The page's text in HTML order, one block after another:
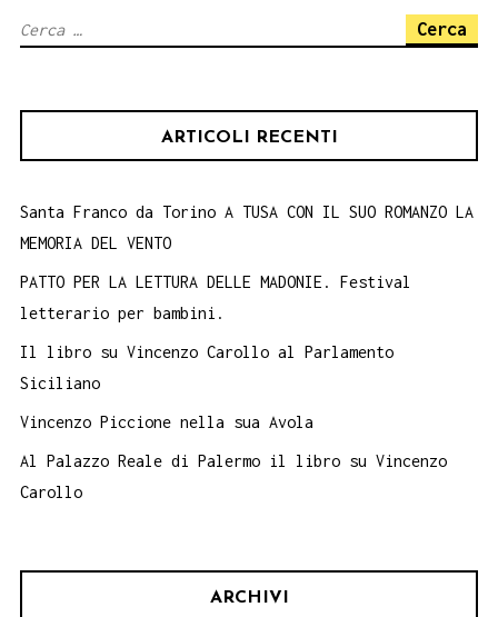
Ricerca
ARTICOLI RECENTI
Santa Franco da Torino A TUSA CON IL SUO ROMANZO LA
MEMORIA DEL VENTO
PATTO PER LA LETTURA DELLE MADONIE. Festival
letterario per bambini.
Il libro su Vincenzo Carollo al Parlamento
Siciliano
Vincenzo Piccione nella sua Avola
Al Palazzo Reale di Palermo il libro su Vincenzo
Carollo
ARCHIVI